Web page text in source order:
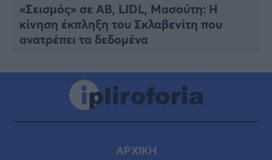
«Σεισμός» σε ΑΒ, LIDL, Μασούτη: Η
κίνηση έκπληξη του Σκλαβενίτη που
ανατρέπει τα δεδομένα
ΑΡΧΙΚΗ